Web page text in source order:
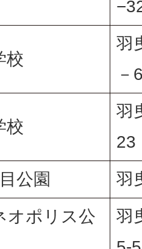
校
羽
－
校
羽
23
公園 羽
オポリス公
羽